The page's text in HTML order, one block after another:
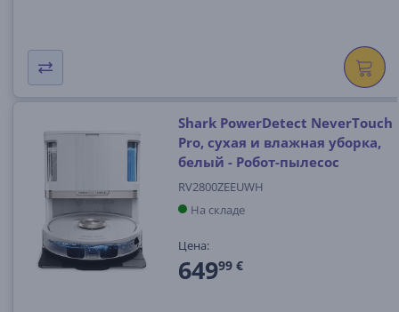
Shark PowerDetect NeverTouch
Pro, сухая и влажная уборка,
белый - Робот-пылесос
RV2800ZEEUWH
На складе
Цена:
64999 €